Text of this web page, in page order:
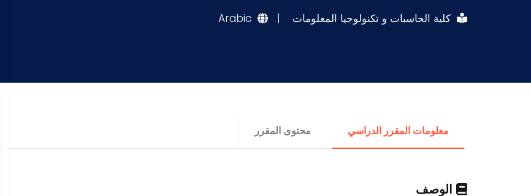
كلية الحاسبات و تكنولوجيا المعلومات |
Arabic
معلومات المقرر الدراسي محتوى المقرر
الوصف